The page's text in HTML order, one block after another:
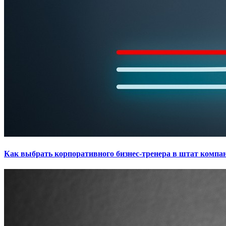
Как выбрать корпоративного бизнес-тренера в штат